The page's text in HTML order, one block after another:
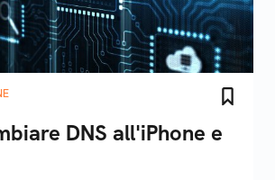
DNS all'iPhone e